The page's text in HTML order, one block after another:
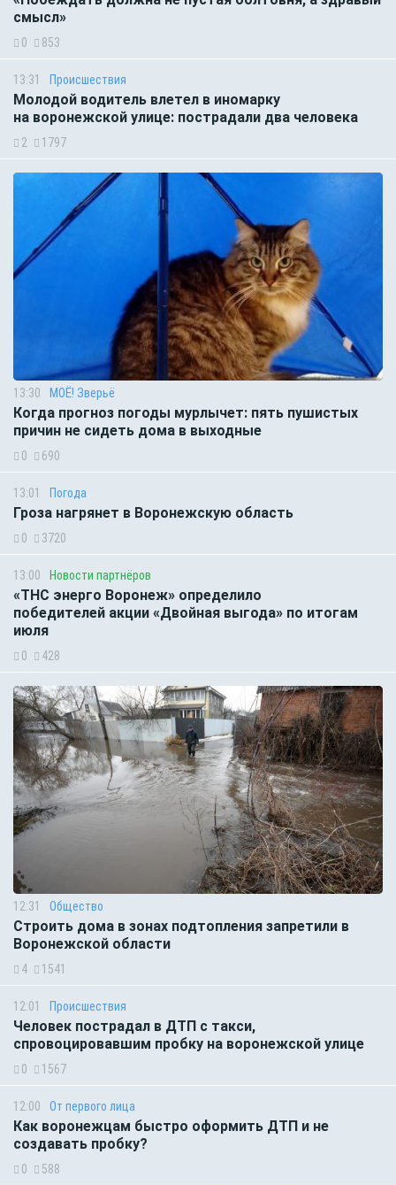
смысл»
0 853
13:31 Происшествия
Молодой водитель влетел в иномарку
на воронежской улице: пострадали два человека
2 1797
13:30 МОЁ! Зверьё
Когда прогноз погоды мурлычет: пять пушистых
причин не сидеть дома в выходные
0 690
13:01 Погода
Гроза нагрянет в Воронежскую область
0 3720
13:00 Новости партнёров
«ТНС энерго Воронеж» определило
победителей акции «Двойная выгода» по итогам
июля
0 428
12:31 Общество
Строить дома в зонах подтопления запретили в
Воронежской области
4 1541
12:01 Происшествия
Человек пострадал в ДТП с такси,
спровоцировавшим пробку на воронежской улице
0 1567
12:00 От первого лица
Как воронежцам быстро оформить ДТП и не
создавать пробку?
0 588